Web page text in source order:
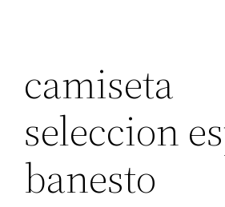
camiseta
seleccion
banesto